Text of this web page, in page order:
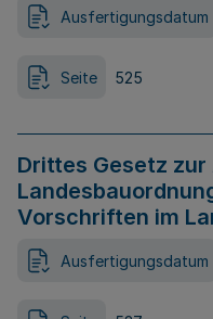
Ausfertigungsdatum
Seite 525
Drittes Gesetz
Vorschriften im
Ausfertigungsdatum